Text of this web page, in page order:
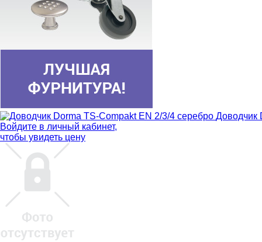
Доводчик
Войдите в личный кабинет,
чтобы увидеть цену